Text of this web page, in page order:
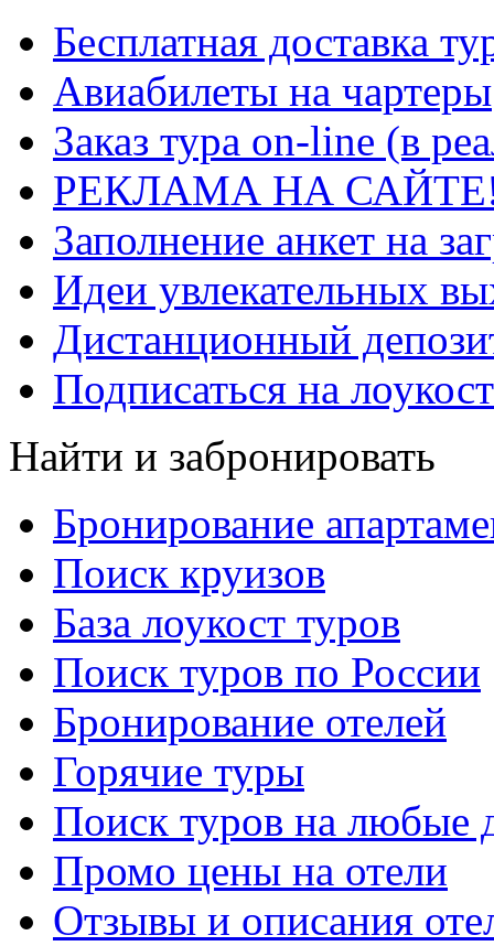
Бесплатная доставка
Авиабилеты на чартеры
Заказ тура on-line (в
РЕКЛАМА НА
Заполнение анкет на
Идеи увлекательных
Дистанционный
Подписаться на
Найти и забронировать
Бронирование
Поиск круизов
База лоукост туров
Поиск туров по России
Бронирование отелей
Горячие туры
Поиск туров на любые
Промо цены на отели
Отзывы и описания